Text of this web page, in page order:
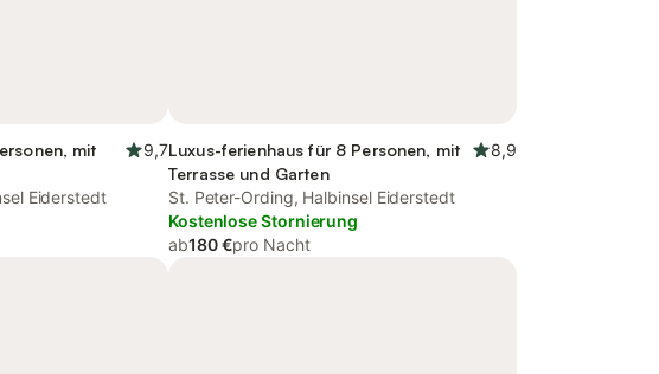
mit
9,7
Eiderstedt
Luxus-ferienhaus für 8 Personen, mit
Terrasse und Garten
8,9
St. Peter-Ording, Halbinsel Eiderstedt
Kostenlose Stornierung
ab180 €pro Nacht